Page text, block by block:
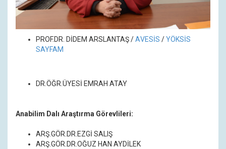
PROF.DR. DİDEM ARSLANTAŞ/AVESİS /YÖKSİS
SAYFAM
DR.ÖĞR.ÜYESİ EMRAH ATAY
Anabilim Dalı Araştırma Görevlileri:
ARŞ.GÖR.DR.EZGİ SALIŞ
ARŞ.GÖR.DR.OĞUZ HAN AYDİLEK